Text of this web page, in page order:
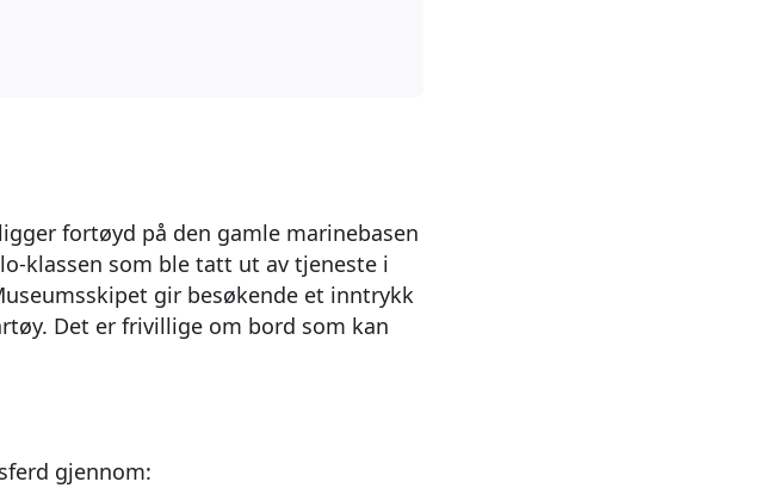
fortøyd på den gamle marinebasen
klassen som ble tatt ut av tjeneste i
gir besøkende et inntrykk
Det er frivillige om bord som kan
gjennom: